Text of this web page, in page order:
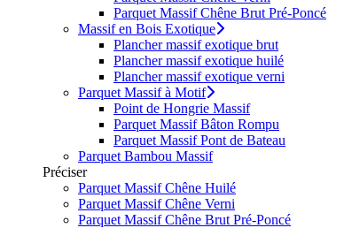
Parquet Massif Chêne Brut Pré-Poncé
Massif en Bois Exotique
Plancher massif exotique brut
Plancher massif exotique huilé
Plancher massif exotique verni
Parquet Massif à Motif
Point de Hongrie Massif
Parquet Massif Bâton Rompu
Parquet Massif Pont de Bateau
Parquet Bambou Massif
Préciser
Parquet Massif Chêne Huilé
Parquet Massif Chêne Verni
Parquet Massif Chêne Brut Pré-Poncé